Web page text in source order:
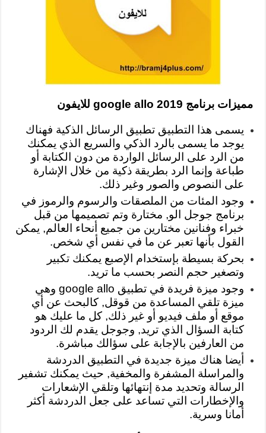
مميزات برنامج google allo 2019 للايفون
يسمى هذا التطبيق تطبيق الرسائل الذكية فهناك
يوجد ما يسمى بالرد الذكي والسريع الذي يمكنك
من الرد على الرسائل الواردة من دون الكتابة أو
طباعة وإنما الرد بطريقة ذكية من خلال الإشارة
على النصوص والصور وغير ذلك.
وجود المئات من الملصقات والرسوم والرموز في
برنامج جوجل الو, مختارة وتم تصميمها من قبل
خبراء وفنانين مختارين من جميع أنحاء العالم, يمكن
القول بأنها تعبر عن ما في نفس أي شخص.
بحركة بسيطة بإستخدام الإصبع يمكنك تكبير
وتصغير حجم النصر بحسب ما تريد.
وجود ميزة فريدة في تطبيق google allo وهي
ميزة تلقي المساعدة من قوقل, كالبحث عن أي
موقع أو ملف فيديو أو غير ذلك, كل ما عليك هو
كتابة السؤال الذي تريد, وجوجل يقدم لك الردود
من العارفين بالإجابة على سؤالك مباشرة.
أيضا هناك ميزة جديدة في التطبيق الدردشة
والمراسلة المشفرة والمخفية, حيث يمكنك تشفير
الرسالة وتحديد مدة إنتهائها وتلقي الإشعارات
والإخطارات التي تساعد على جعل الدردشة أكثر
أمانا وسرية.